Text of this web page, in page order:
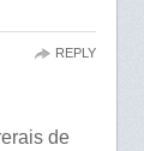
de
REPLY